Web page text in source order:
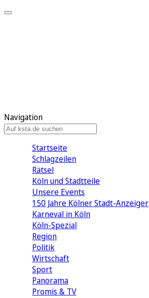
Navigation
Startseite
Schlagzeilen
Rätsel
Köln und Stadtteile
Unsere Events
150 Jahre Kölner Stadt-Anzeiger
Karneval in Köln
Köln-Spezial
Region
Politik
Wirtschaft
Sport
Panorama
Promis & TV